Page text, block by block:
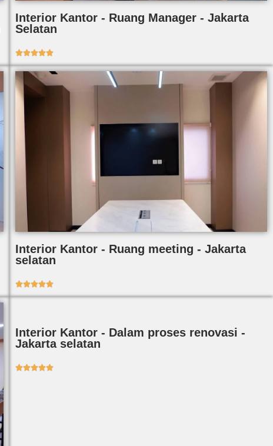
Interior Kantor - Ruang Manager - Jakarta
Selatan

Interior Kantor - Ruang meeting - Jakarta
selatan

Interior Kantor - Dalam proses renovasi -
Jakarta selatan
